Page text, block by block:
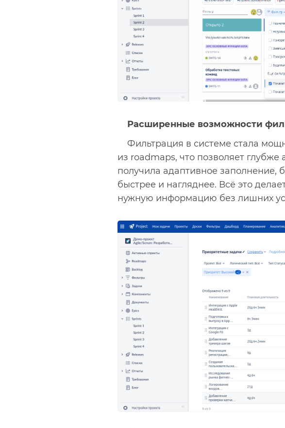
Расширенные возможности
Фильтрация в системе стала
из roadmaps, что позволяет
получила адаптивное заполнение,
быстрее и нагляднее. Всё это
нужную информацию без лишних